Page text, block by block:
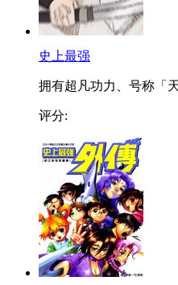
史上最强
拥有超凡功力、号称「
评分: